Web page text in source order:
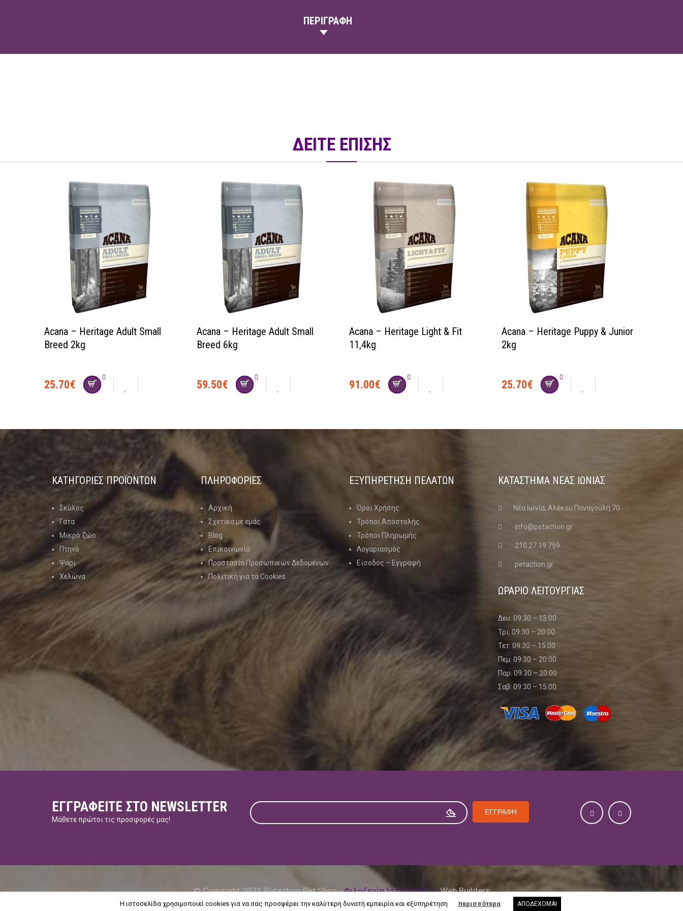
ΠΕΡΙΓΡΑΦΗ
ΔΕΙΤΕ ΕΠΙΣΗΣ
Acana – Heritage Adult Small
Breed 2kg
25.70€
Acana – Heritage Adult Small
Breed 6kg
59.50€
Acana – Heritage Light & Fit
11,4kg
91.00€
Acana – Heritage Puppy & Junior
2kg
25.70€
ΚΑΤΗΓΟΡΊΕΣ ΠΡΟΪΌΝΤΩΝ
Σκύλος
Γάτα
Μικρό ζώο
Πτηνό
Ψάρι
Χελώνα
ΠΛΗΡΟΦΟΡΙΕΣ
Αρχική
Σχετικά με εμάς
Blog
Επικοινωνία
Προστασία Προσωπικών Δεδομένων
Πολιτική για τα Cookies
ΕΞΥΠΗΡΕΤΗΣΗ ΠΕΛΑΤΩΝ
Όροι Χρήσης
Τρόποι Αποστολής
Τρόποι Πληρωμής
Λογαριασμός
Είσοδος – Εγγραφή
ΚΑΤΑΣΤΗΜΑ ΝΈΑΣ ΙΩΝΊΑΣ
Νέα Ιωνία, Αλέκου Παναγούλη 70
info@petaction.gr
210 27 19 759
petaction.gr
ΩΡΑΡΙΟ ΛΕΙΤΟΥΡΓΙΑΣ
Δευ: 09:30 – 15:00
Τρι: 09:30 – 20:00
Τετ: 09:30 – 15:00
Πεμ: 09:30 – 20:00
Παρ: 09:30 – 20:00
Σαβ: 09:30 – 15:00
ΕΓΓΡΑΦΕΊΤΕ ΣΤΟ NEWSLETTER
Μάθετε πρώτοι τις προσφορές μας!
ΕΓΓΡΑΦΗ
© Copyright 2021 Petaction Pet Shop -Φιλοξενία ΙστοσελίδωνWeb Builders
H ιστοσελίδα χρησιμοποιεί cookies για να σας προσφέρει την καλύτερη δυνατή εμπειρία και εξυπηρέτηση περισσότερα ΑΠΟΔΕΧΟΜΑΙ